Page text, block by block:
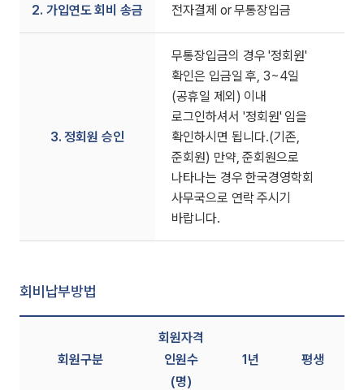
2. 가입연도 회비 송금 전자결제 or 무통장입금
3. 정회원 승인
무통장입금의 경우 '정회원'
확인은 입금일 후, 3~4일
(공휴일 제외) 이내
로그인하셔서 '정회원' 임을
확인하시면 됩니다.(기존,
준회원) 만약, 준회원으로
나타나는 경우 한국경영학회
사무국으로 연락 주시기
바랍니다.
회비납부방법
회원구분
회원자격
인원수
(명)
1년 평생